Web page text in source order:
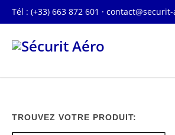
Tél : (+33) 663 872 601 ·
TROUVEZ VOTRE PRODUIT: